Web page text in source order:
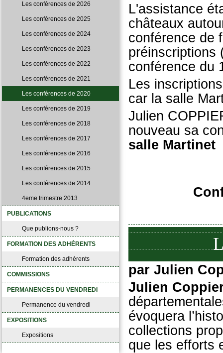
Les conférences de 2026
Les conférences de 2025
Les conférences de 2024
Les conférences de 2023
Les conférences de 2022
Les conférences de 2021
Les conférences de 2020
Les conférences de 2019
Les conférences de 2018
Les conférences de 2017
Les conférences de 2016
Les conférences de 2015
Les conférences de 2014
4eme trimestre 2013
PUBLICATIONS
Que publions-nous ?
FORMATION DES ADHÉRENTS
Formation des adhérents
COMMISSIONS
PERMANENCES DU VENDREDI
Permanence du vendredi
EXPOSITIONS
Expositions
L'assistance
châteaux
conférence de
préinscriptions
conférence du
Les
car la salle
Julien
nouveau sa
salle Martinet
par Julien
Julien
évoquera
collections
que les efforts